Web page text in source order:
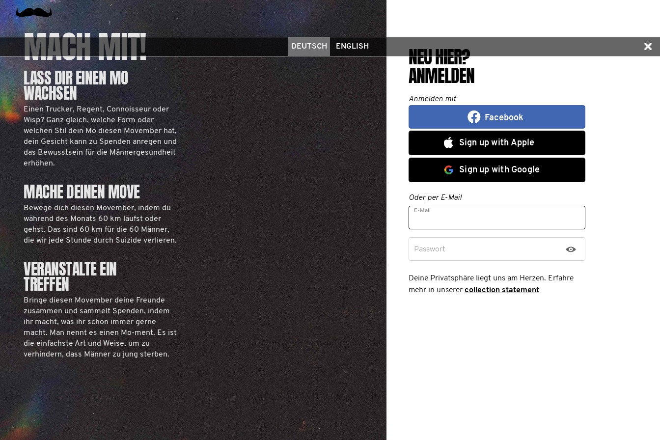
DEUTSCH ENGLISH
MACH MIT!
LASS DIR EINEN MO
WACHSEN
Einen Trucker, Regent, Connoisseur oder
Wisp? Ganz gleich, welche Form oder
welchen Stil dein Mo diesen Movember hat,
dein Gesicht kann zu Spenden anregen und
das Bewusstsein für die Männergesundheit
erhöhen.
MACHE DEINEN MOVE
Bewege dich diesen Movember, indem du
während des Monats 60 km läufst oder
gehst. Das sind 60 km für die 60 Männer,
die wir jede Stunde durch Suizide verlieren.
VERANSTALTE EIN
TREFFEN
Bringe diesen Movember deine Freunde
zusammen und sammelt Spenden, indem
ihr macht, was ihr schon immer gerne
macht. Man nennt es einen Mo-ment. Es ist
die einfachste Art und Weise, um zu
verhindern, dass Männer zu jung sterben.
NEU HIER?
ANMELDEN
Anmelden mit
Facebook
Sign up with Apple
Sign up with Google
Oder per E-Mail
E-Mail
Passwort
Deine Privatsphäre liegt uns am Herzen. Erfahre
mehr in unserercollection statement